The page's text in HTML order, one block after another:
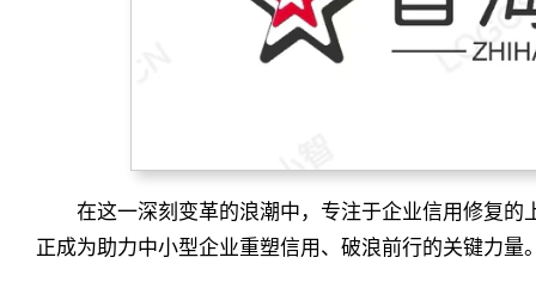
在这一深刻变革的浪潮中，专注于企业信用修复的
正成为助力中小型企业重塑信用、破浪前行的关键力量